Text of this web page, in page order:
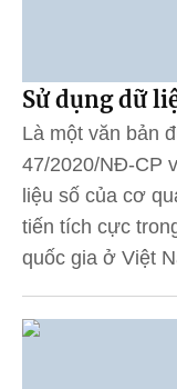
Sử dụng dữ
Là một văn bản
47/2020/NĐ-CP
liệu số của cơ
tiến tích cực
quốc gia ở Việt